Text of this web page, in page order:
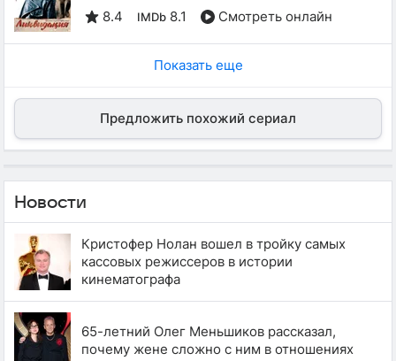
8.4 IMDb 8.1 Смотреть онлайн
Показать еще
Предложить похожий сериал
Новости
Кристофер Нолан вошел в тройку самых
кассовых режиссеров в истории
кинематографа
65-летний Олег Меньшиков рассказал,
почему жене сложно с ним в отношениях